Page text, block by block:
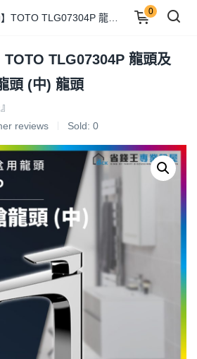
0
TOTO TLG07304P 龍頭及
頭 (中) 龍頭
reviews Sold: 0